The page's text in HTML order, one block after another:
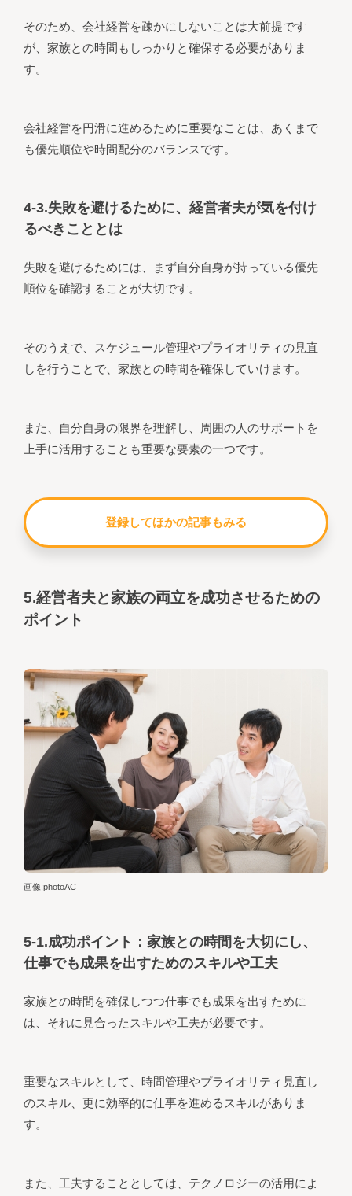
そのため、会社経営を疎かにしないことは大前提です
が、家族との時間もしっかりと確保する必要がありま
す。
会社経営を円滑に進めるために重要なことは、あくまで
も優先順位や時間配分のバランスです。
4-3.失敗を避けるために、経営者夫が気を付け
るべきこととは
失敗を避けるためには、まず自分自身が持っている優先
順位を確認することが大切です。
そのうえで、スケジュール管理やプライオリティの見直
しを行うことで、家族との時間を確保していけます。
また、自分自身の限界を理解し、周囲の人のサポートを
上手に活用することも重要な要素の一つです。
登録してほかの記事もみる
5.経営者夫と家族の両立を成功させるための
ポイント
画像:photoAC
5-1.成功ポイント：家族との時間を大切にし、
仕事でも成果を出すためのスキルや工夫
家族との時間を確保しつつ仕事でも成果を出すために
は、それに見合ったスキルや工夫が必要です。
重要なスキルとして、時間管理やプライオリティ見直し
のスキル、更に効率的に仕事を進めるスキルがありま
す。
また、工夫することとしては、テクノロジーの活用によ